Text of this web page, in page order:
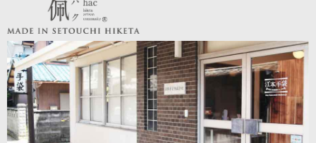
懐かしい故郷で、 手袋という資源を使って、面白い商品をこ
れからもどん作ってください。 水主にあるお墓参りに行く
ときは、ぜひお店にお伺いします。 取り急ぎ お礼まで
最高評価と心温まるメッセージをいただき、誠
にありがとうございます！ キジトラ刺繍や着用
感、さらには迅速な対応にご満足いただけて大
変嬉しく存じます。外出時の気分を上げるお手
伝いができ、職人冥利に尽きます。 また、ご実